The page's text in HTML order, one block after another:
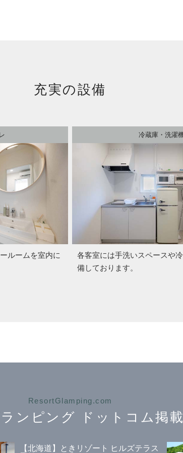
充実の設備
ルームを室内に
冷蔵庫・洗濯
各客室には手洗いスペースや
備しております。
ResortGlamping.com
ンピング ドットコム掲
【北海道】ときリゾート ヒルズテラス